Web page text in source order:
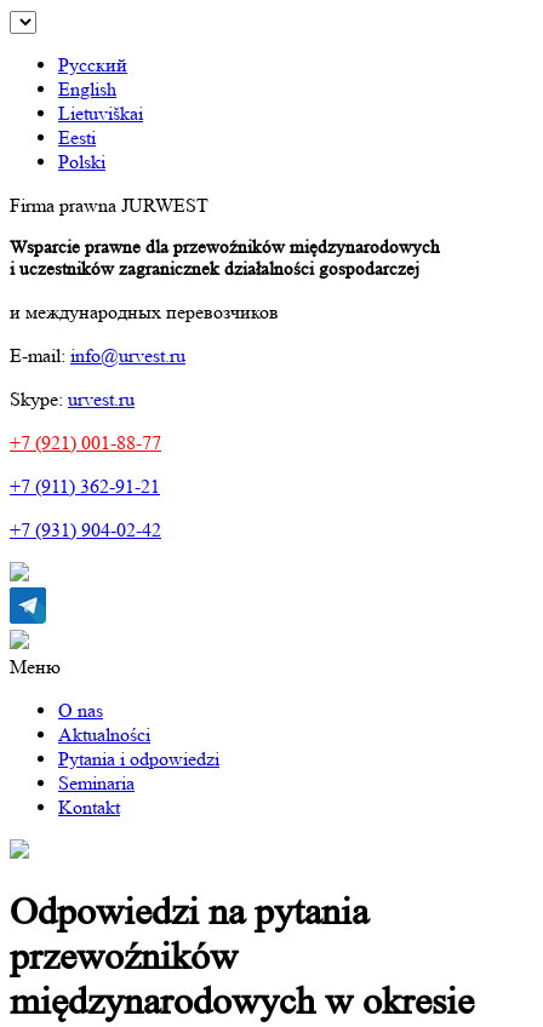
Русский
English
Lietuviškai
Eesti
Polski
Firma prawna JURWEST
Wsparcie prawne dla przewoźników międzynarodowych
i uczestników zagranicznek działalności gospodarczej
и международных перевозчиков
E-mail: info@urvest.ru
Skype: urvest.ru
+7 (921) 001-88-77
+7 (911) 362-91-21
+7 (931) 904-02-42
Меню
O nas
Aktualności
Pytania i odpowiedzi
Seminaria
Kontakt
Odpowiedzi na pytania
przewoźników
międzynarodowych w okresie